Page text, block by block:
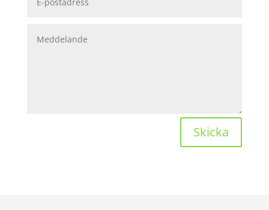
Skicka